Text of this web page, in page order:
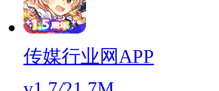
传媒行业网APP